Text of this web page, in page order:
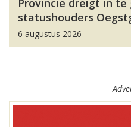
Provincie dreigt in
statushouders
6 augustus 2026